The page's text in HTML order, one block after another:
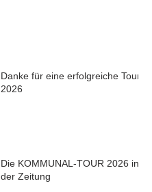
Danke für eine erfolgreiche Tour
2026
Die KOMMUNAL-TOUR 2026 in
der Zeitung